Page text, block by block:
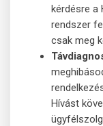
kérdésre a
rendszer
csak meg
Hívást